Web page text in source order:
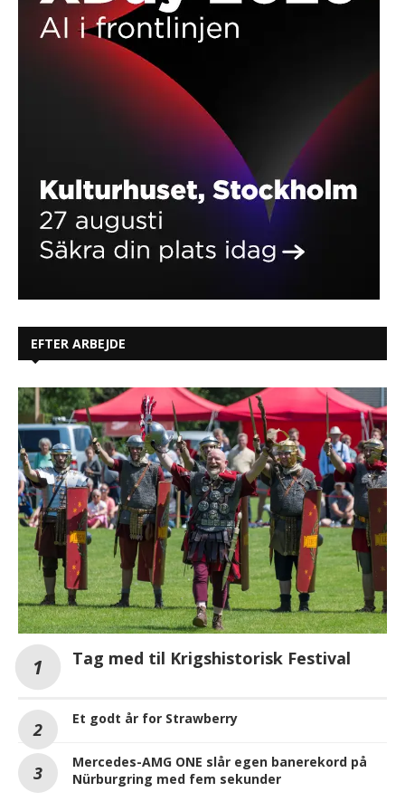
EFTER ARBEJDE
Tag med til Krigshistorisk Festival
Et godt år for Strawberry
Mercedes-AMG ONE slår egen banerekord på
Nürburgring med fem sekunder